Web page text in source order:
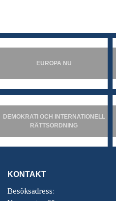
EUROPA NU
DEMOKRATI OCH INTERNATIONELL
RÄTTSORDNING
KONTAKT
Besöksadress: